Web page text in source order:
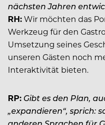
nächsten Jahren
RH:Wir möchten das
Werkzeug für den
Umsetzung seines
unseren Gästen noch
Interaktivität bieten.
RP: Gibt es den Plan,
„expandieren“, sprich: